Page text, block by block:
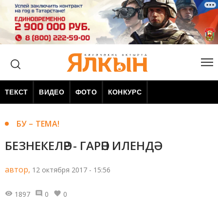
ТЕКСТ ВИДЕО ФОТО КОНКУРС
БУ – ТЕМА!
БЕЗНЕКЕЛӘР - ГАРӘП ИЛЕНДӘ
автор, 12 октября 2017 - 15:56
1897 0 0